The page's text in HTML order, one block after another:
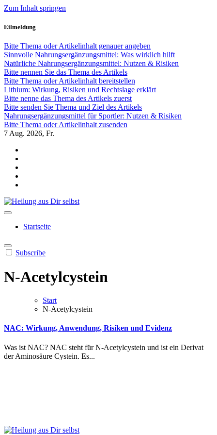
Zum Inhalt springen
Eilmeldung
Bitte Thema oder Artikelinhalt genauer angeben
Sinnvolle Nahrungsergänzungsmittel: Was wirklich hilft
Natürliche Nahrungsergänzungsmittel: Nutzen & Risiken
Bitte nennen Sie das Thema des Artikels
Bitte Thema oder Artikelinhalt bereitstellen
Lithium: Wirkung, Risiken und Rechtslage erklärt
Bitte nenne das Thema des Artikels zuerst
Bitte senden Sie Thema und Ziel des Artikels
Nahrungsergänzungsmittel für Sportler: Nutzen & Risiken
Bitte Thema oder Artikelinhalt zusenden
7 Aug. 2026, Fr.
Startseite
Subscribe
N-Acetylcystein
Start
N-Acetylcystein
NAC: Wirkung, Anwendung, Risiken und Evidenz
Was︇ ist︇ NAC︇?‬ NAC︇ ste︇ht für︇ N‑Ace︇tylcystein und︇ ist︇ ein︇ Der︇ivat
der︇ Ami︇nosäure Cys︇tein. Es...